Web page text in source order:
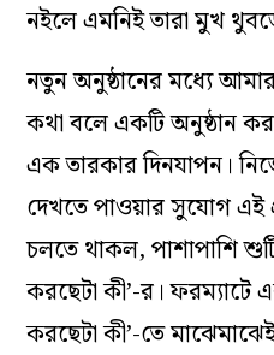
নইলে এমনিই তারা মুখ
নতুন অনুষ্ঠানের মধ‌্যে
কথা বলে একটি অনুষ্ঠান
এক তারকার দিনযাপন।
দেখতে পাওয়ার সুযোগ এই
চলতে থাকল, পাশাপাশি
করছেটা কী’-র।
করছেটা কী’-তে